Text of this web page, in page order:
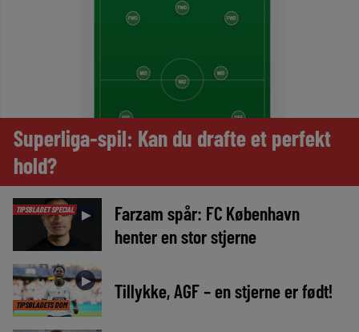
Superliga-spil: Kan du drafte et perfekt
hold?
TIPSBLADET SPECIAL ►
Farzam spår: FC København
henter en stor stjerne
TIPSBLADETS DOM
► Tillykke, AGF – en stjerne er født!